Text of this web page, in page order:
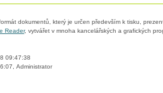
dokumentů, který je určen především k tisku,
Reader, vytvářet v mnoha kancelářských a grafických
09:47:38
Administrator